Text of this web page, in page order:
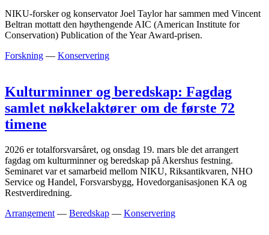
NIKU-forsker og konservator Joel Taylor har sammen med Vincent
Beltran mottatt den høythengende AIC (American Institute for
Conservation) Publication of the Year Award-prisen.
Forskning — Konservering
Kulturminner og beredskap: Fagdag
samlet nøkkelaktører om de første 72
timene
2026 er totalforsvarsåret, og onsdag 19. mars ble det arrangert
fagdag om kulturminner og beredskap på Akershus festning.
Seminaret var et samarbeid mellom NIKU, Riksantikvaren, NHO
Service og Handel, Forsvarsbygg, Hovedorganisasjonen KA og
Restverdiredning.
Arrangement — Beredskap — Konservering